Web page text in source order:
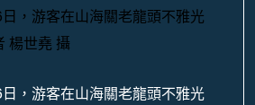
，游客在山海關老龍頭不雅光
楊世堯 攝
，游客在山海關老龍頭不雅光